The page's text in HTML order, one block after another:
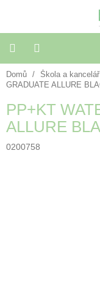
Balení
dárků
Dekorace
a
doplňky
Domů / Škola a kancelář
GRADUATE ALLURE
PP+KT
ALLURE
0200758